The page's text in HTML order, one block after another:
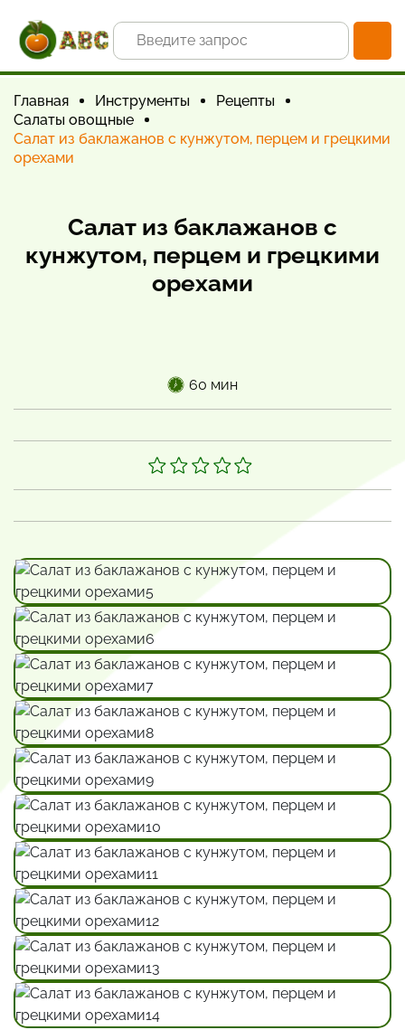
Главная Инструменты
Рецепты
Салаты овощные
Салат из баклажанов с кунжутом, перцем и грецкими
орехами
Салат из баклажанов с
кунжутом, перцем и грецкими
орехами
60 мин